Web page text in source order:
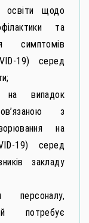
освіти щодо
та
симптомів
19) серед
на випадок
з
на
19) серед
закладу
потребує